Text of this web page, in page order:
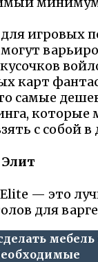
игровых
карт
самые
которые
с собой в
— это
для
мебель